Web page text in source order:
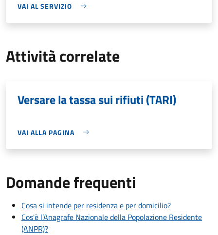
VAI AL SERVIZIO
Attività correlate
Versare la tassa sui rifiuti (TARI)
VAI ALLA PAGINA
Domande frequenti
Cosa si intende per residenza e per domicilio?
Cos'è l’Anagrafe Nazionale della Popolazione Residente
(ANPR)?